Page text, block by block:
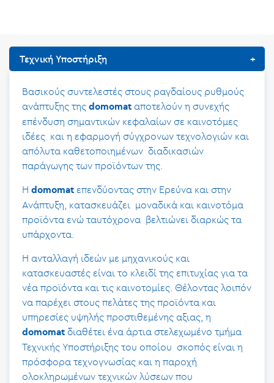
Τεχνική Υποστήριξη
Βασικούς συντελεστές στους ραγδαίους ρυθμούς
ανάπτυξης της domomat αποτελούν η συνεχής
επένδυση σημαντικών κεφαλαίων σε καινοτόμες
ιδέες και η εφαρμογή σύγχρονων τεχνολογιών και
απόλυτα καθετοποιημένων διαδικασιών
παράγωγης των προϊόντων της.
Η domomat επενδύοντας στην Ερεύνα και στην
Ανάπτυξη, κατασκευάζει μοναδικά και καινοτόμα
προϊόντα ενώ ταυτόχρονα βελτιώνει διαρκώς τα
υπάρχοντα.
Η ανταλλαγή ιδεών με μηχανικούς και
κατασκευαστές είναι το κλειδί της επιτυχίας για τα
νέα προϊόντα και τις καινοτομίες. Θέλοντας λοιπόν
να παρέχει στους πελάτες της προϊόντα και
υπηρεσίες υψηλής προστιθεμένης αξιας, η
domomat διαθέτει ένα άρτια στελεχωμένο τμήμα
Τεχνικής Υποστήριξης του οποίου σκοπός είναι η
πρόσφορα τεχνογνωσίας και η παροχή
ολοκληρωμένων τεχνικών λύσεων που